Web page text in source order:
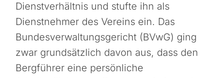
Dienstverhältnis und stufte ihn als
Dienstnehmer des Vereins ein. Das
Bundesverwaltungsgericht (BVwG) ging
zwar grundsätzlich davon aus, dass den
Bergführer eine persönliche